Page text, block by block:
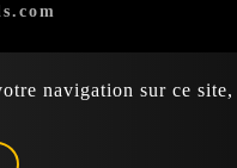
navigation sur ce
reserved.